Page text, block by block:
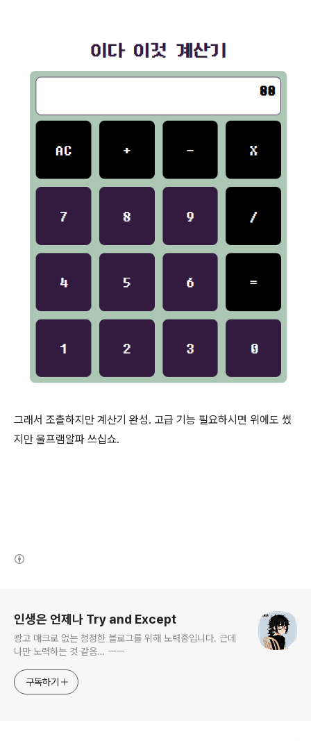
그래서 조촐하지만 계산기 완성. 고급 기능 필요하시면 위에도 썼
지만 울프램알파 쓰십쇼.
인생은 언제나 Try and Except
광고 매크로 없는 청정한 블로그를 위해 노력중입니다. 근데
나만 노력하는 것 같음… ㅡㅡ
구독하기